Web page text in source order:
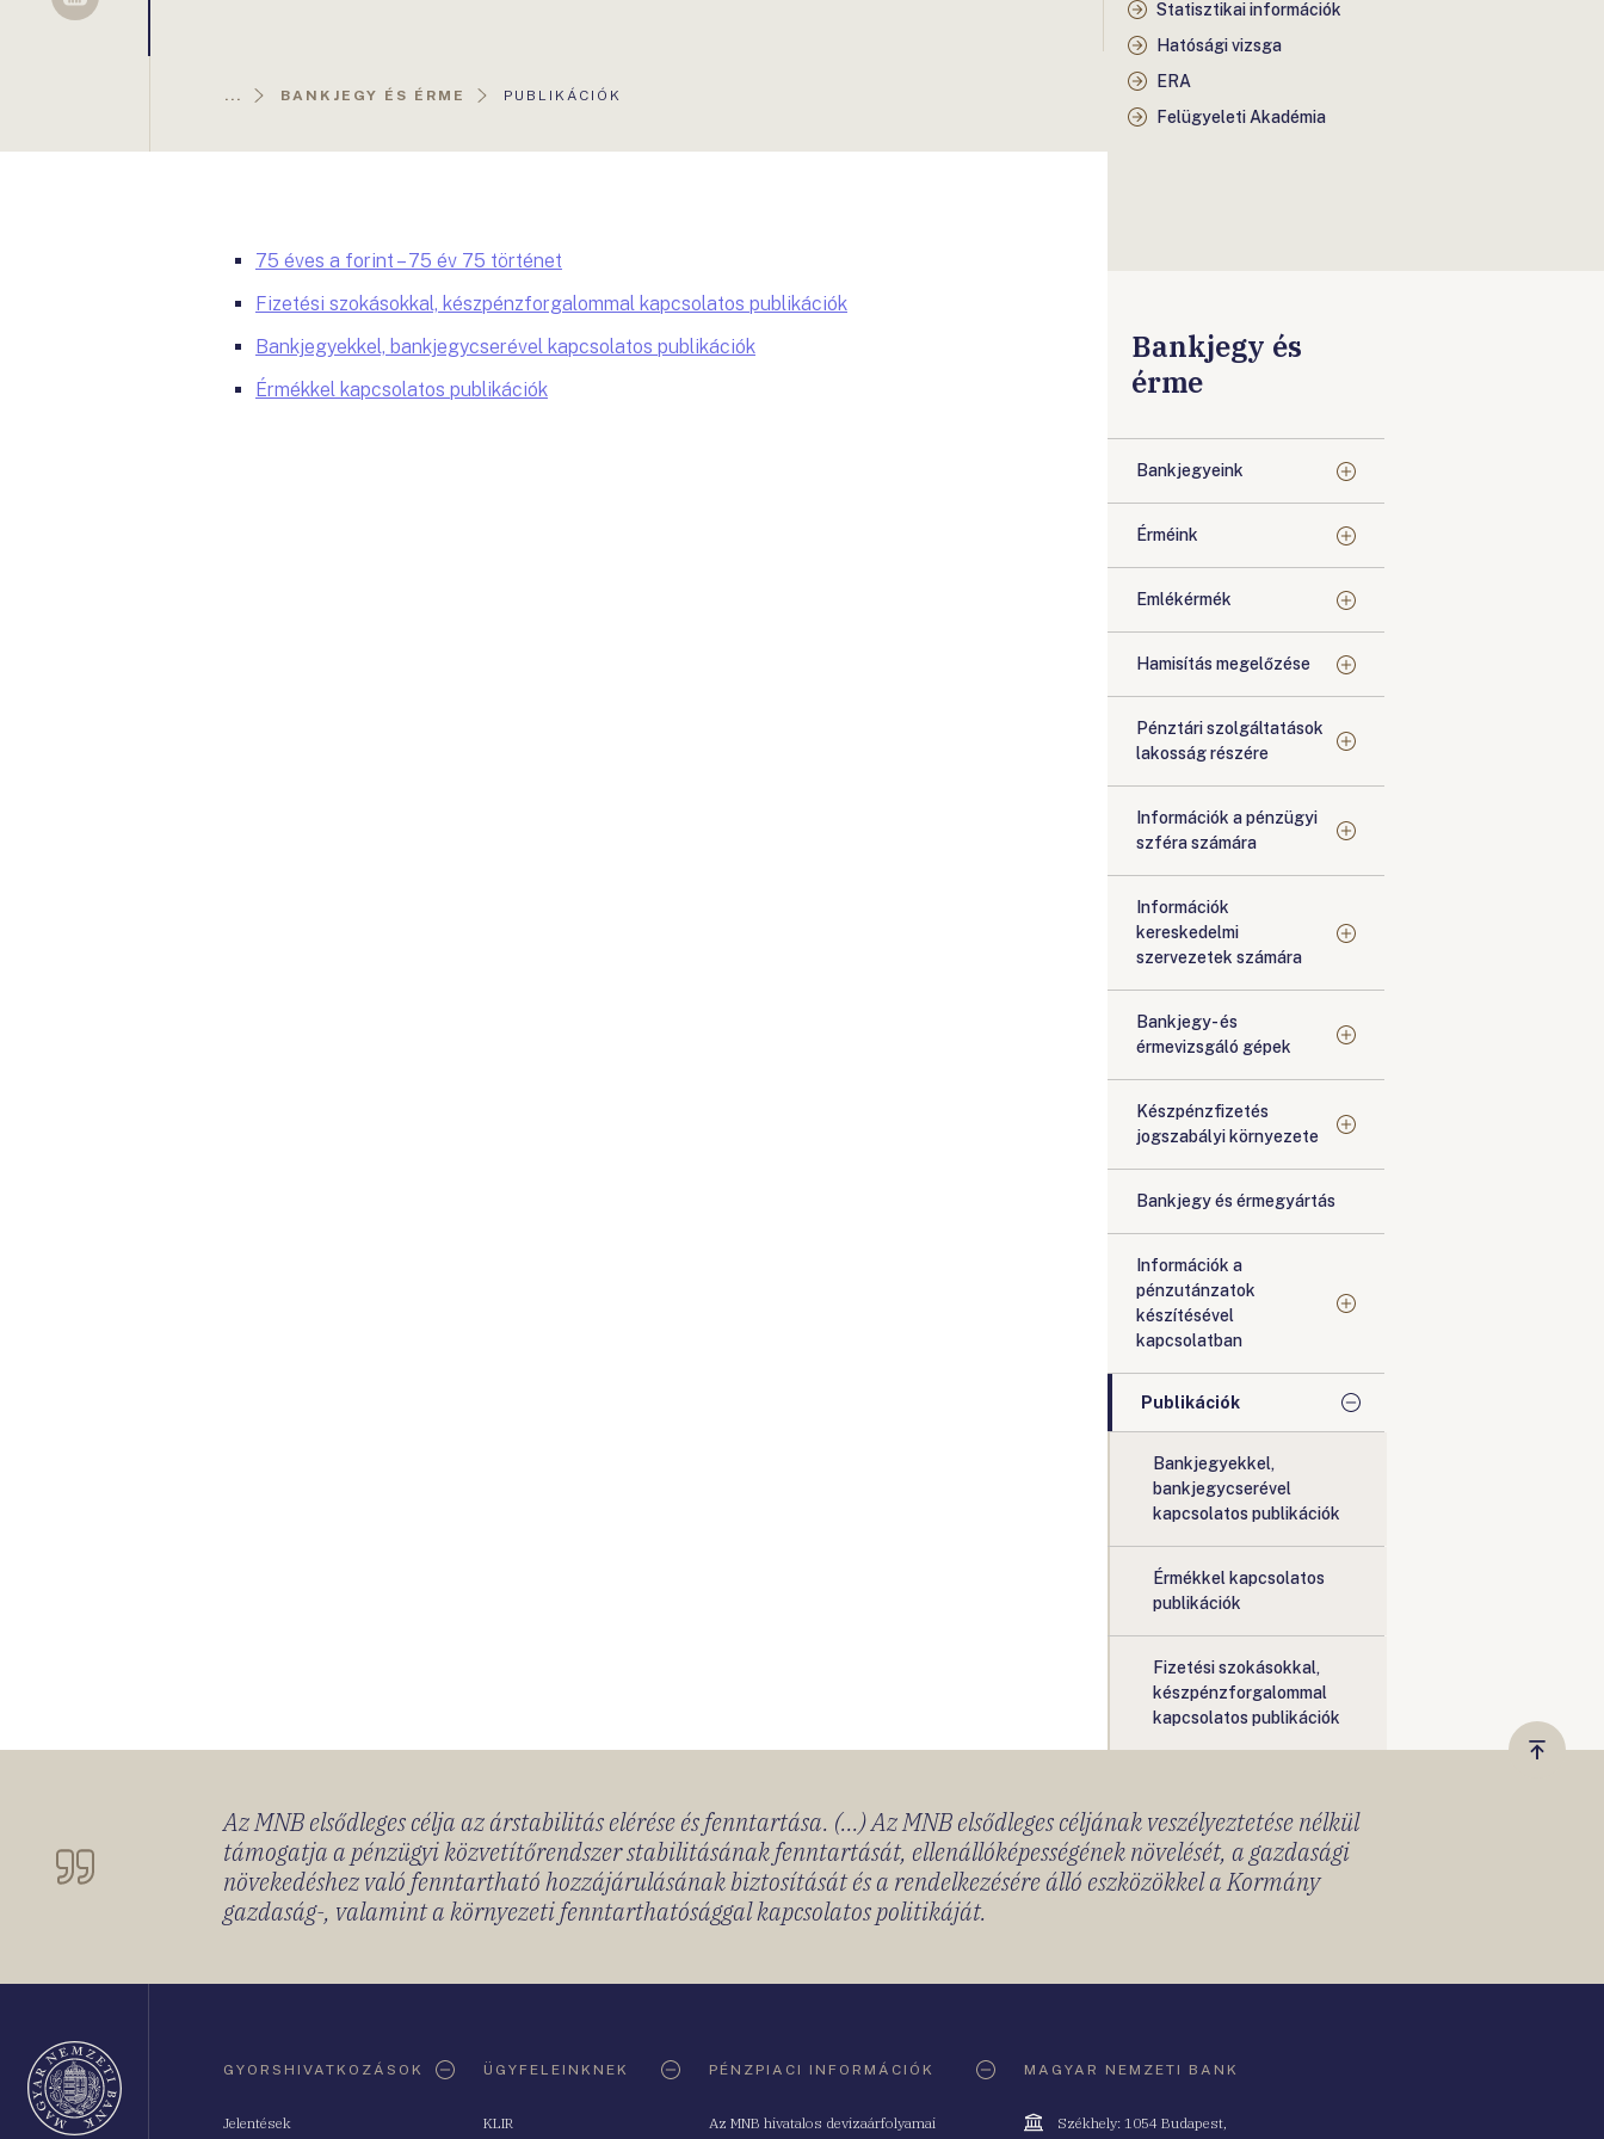
Sellsy
... BANKJEGY ÉS ÉRME
AKTUÁLIS
PUBLIKÁCIÓK
Statisztikai információk
Hatósági vizsga
ERA
Felügyeleti Akadémia
75 éves a forint – 75 év 75 történet
Fizetési szokásokkal, készpénzforgalommal kapcsolatos publikációk
Bankjegyekkel, bankjegycserével kapcsolatos publikációk
Érmékkel kapcsolatos publikációk
Bankjegy és
érme
Bankjegyeink
Érméink
Emlékérmék
Hamisítás megelőzése
Pénztári szolgáltatások
lakosság részére
Információk a pénzügyi
szféra számára
Információk
kereskedelmi
szervezetek számára
Bankjegy- és
érmevizsgáló gépek
Készpénzfizetés
jogszabályi környezete
Bankjegy és érmegyártás
Információk a
pénzutánzatok
készítésével
kapcsolatban
Publikációk
Bankjegyekkel,
bankjegycserével
kapcsolatos publikációk
Érmékkel kapcsolatos
publikációk
Fizetési szokásokkal,
készpénzforgalommal
kapcsolatos publikációk
Vissza
Az MNB elsődleges célja az árstabilitás elérése és fenntartása. (...) Az MNB elsődleges céljának veszélyeztetése nélkül
támogatja a pénzügyi közvetítőrendszer stabilitásának fenntartását, ellenállóképességének növelését, a gazdasági
növekedéshez való fenntartható hozzájárulásának biztosítását és a rendelkezésére álló eszközökkel a Kormány
gazdaság-, valamint a környezeti fenntarthatósággal kapcsolatos politikáját.
GYORSHIVATKOZÁSOK
Jelentések
ÜGYFELEINKNEK
KLIR
PÉNZPIACI INFORMÁCIÓK
Az MNB hivatalos devizaárfolyamai
MAGYAR NEMZETI BANK
Cím
Székhely: 1054 Budapest,